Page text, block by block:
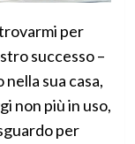
per
successo –
sua casa,
non più in uso,
per